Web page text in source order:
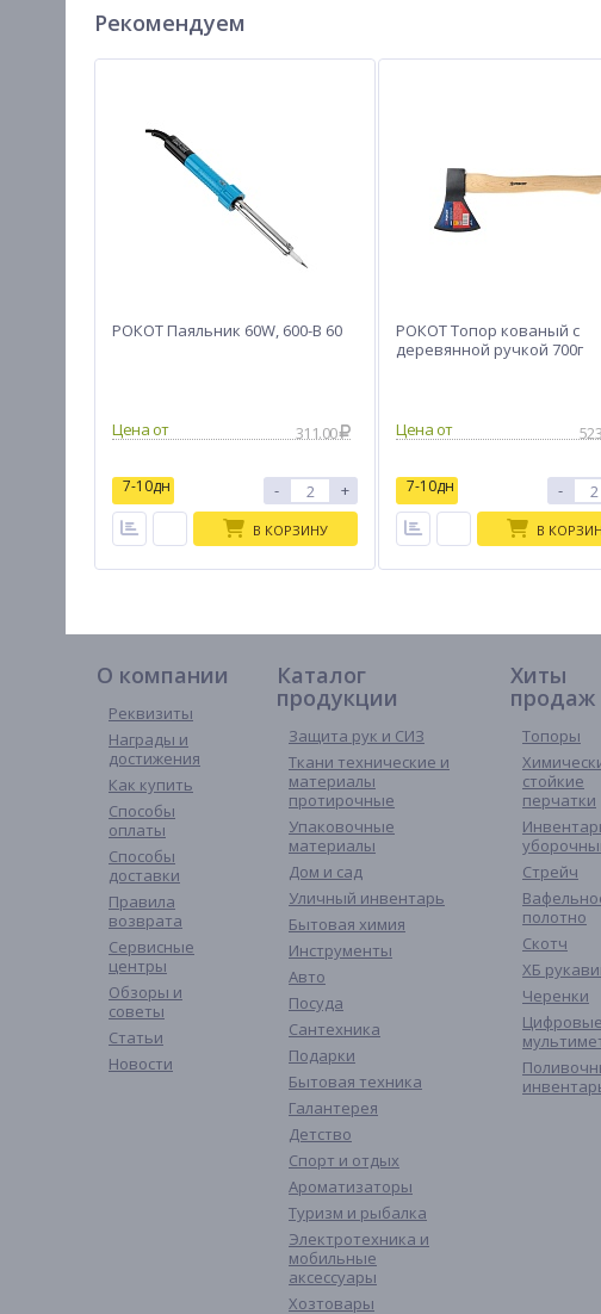
Рекомендуем
РОКОТ Паяльник 60W, 600-B 60
311.00
7-10дн - +
В КОРЗИНУ
РОКОТ Топор кованый с
деревянной ручкой 700г
7-10дн -
В
О компании
Реквизиты
Награды и
достижения
Как купить
Способы
оплаты
Способы
доставки
Правила
возврата
Сервисные
центры
Обзоры и
советы
Статьи
Новости
Каталог
продукции
Защита рук и СИЗ
Ткани технические и
материалы
протирочные
Упаковочные
материалы
Дом и сад
Уличный инвентарь
Бытовая химия
Инструменты
Авто
Посуда
Сантехника
Подарки
Бытовая техника
Галантерея
Детство
Спорт и отдых
Ароматизаторы
Туризм и рыбалка
Электротехника и
мобильные
аксессуары
Хозтовары
Хиты
продаж
Топоры
стойкие
перчатки
Стрейч
полотно
Скотч
ХБ
Черенки
Цифровые